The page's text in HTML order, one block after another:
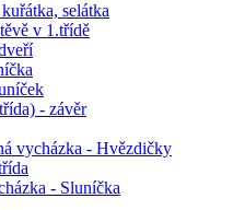
selátka
v 1.třídě
- závěr
vycházka - Hvězdičky
- Sluníčka